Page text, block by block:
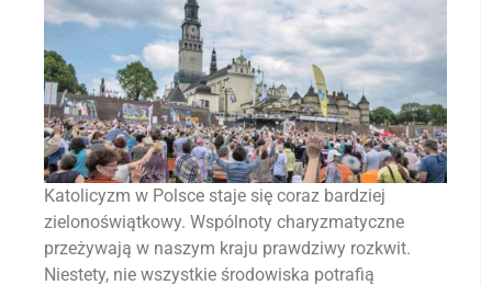
Katolicyzm w Polsce staje się coraz bardziej
zielonoświątkowy. Wspólnoty charyzmatyczne
przeżywają w naszym kraju prawdziwy rozkwit.
Niestety, nie wszystkie środowiska potrafią